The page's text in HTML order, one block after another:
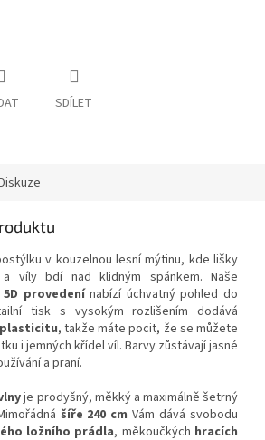
SDÍLET
v kouzelnou lesní mýtinu, kde lišky
víly bdí nad klidným spánkem. Naše
provedenínabízí úchvatný pohled do
tisk s vysokým rozlišením dodává
, takže máte pocit, že se můžete
i jemných křídel víl. Barvy zůstávají jasné
a praní.
je prodyšný, měkký a maximálně šetrný
šíře 240 cm Vám dává svobodu
ložního prádla, měkoučkých hracích